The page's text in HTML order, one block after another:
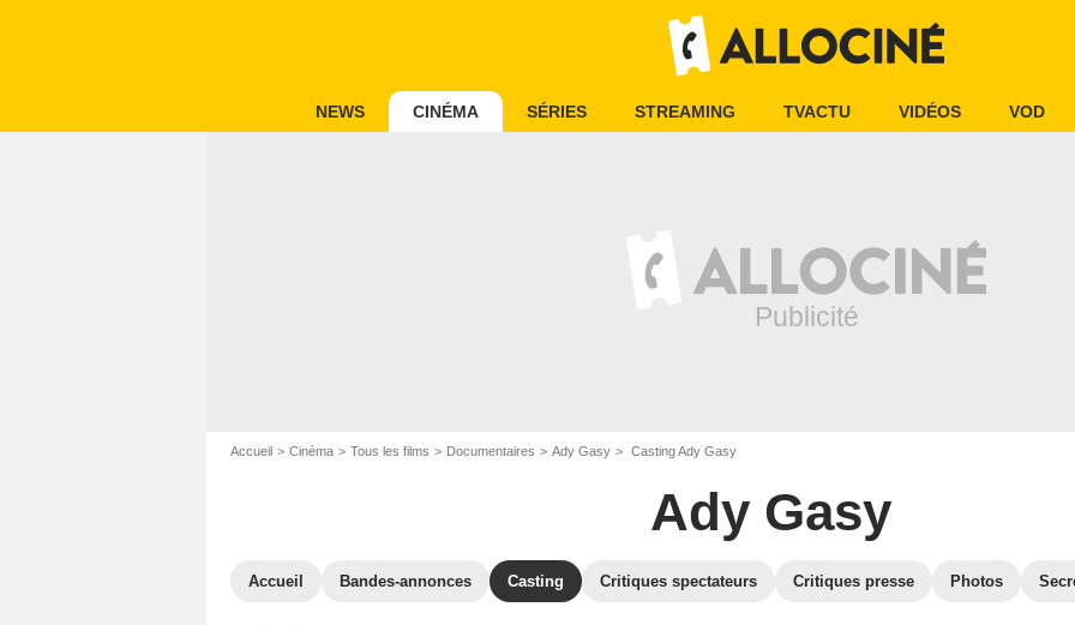
NEWS CINÉMA SÉRIES STREAMING TVACTU VIDÉOS VOD
Accueil Cinéma Tous les films Documentaires Ady Gasy Casting Ady Gasy
Ady Gasy
Accueil Bandes-annonces Casting Critiques spectateurs Critiques presse Photos